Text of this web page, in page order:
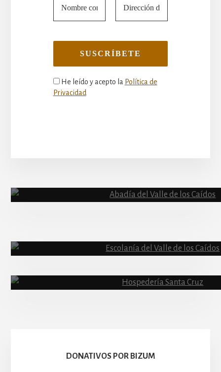
He leído y acepto la Política de
Privacidad
Content
Hospedería
DONATIVOS POR BIZUM